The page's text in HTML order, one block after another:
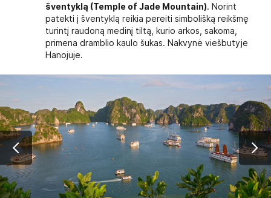
šventyklą (Temple of Jade Mountain). Norint
patekti į šventyklą reikia pereiti simbolišką reikšmę
turintį raudoną medinį tiltą, kurio arkos, sakoma,
primena dramblio kaulo šukas. Nakvynė viešbutyje
Hanojuje.